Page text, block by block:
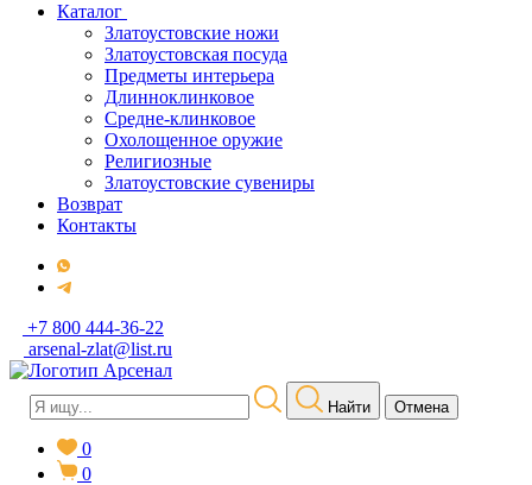
Каталог
Златоустовские ножи
Златоустовская посуда
Предметы интерьера
Длинноклинковое
Средне-клинковое
Охолощенное оружие
Религиозные
Златоустовские сувениры
Возврат
Контакты
+7 800 444-36-22
arsenal-zlat@list.ru
Найти Отмена
0
0